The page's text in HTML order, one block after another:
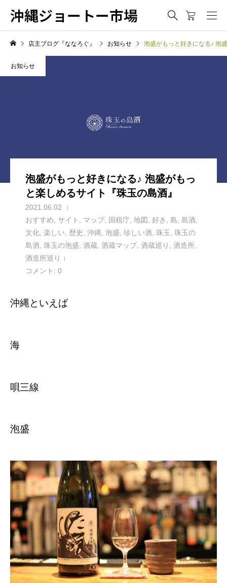
沖縄ジョートー市場
店主ブログ『ななろぐ』 お知らせ 泡盛がもっと好きになる♪ 泡
お知らせ
泡盛がもっと好きになる♪ 泡盛がもっ
と楽しめるサイト『珠玉の島酒』
2021.06.02
おすすめ サイト マップ, 国税庁 地図 好き 島 島酒
文化 楽しい 歴史 沖縄 泡盛 珍しい酒 珠玉
珠玉の
島酒 珠玉の泡盛 酒蔵 酒蔵マップ, 酒蔵巡り 酒造所
酒造所巡り
コメント: 0
沖縄といえば
海
唄三線
泡盛